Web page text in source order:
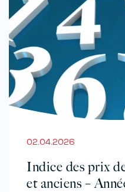
02.04.2026
Indice des prix
et anciens –